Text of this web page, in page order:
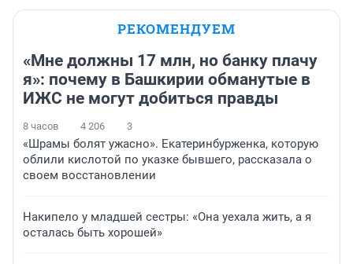
РЕКОМЕНДУЕМ
«Мне должны 17 млн, но банку плачу
я»: почему в Башкирии обманутые в
ИЖС не могут добиться правды
8 часов 4 206 3
«Шрамы болят ужасно». Екатеринбурженка, которую
облили кислотой по указке бывшего, рассказала о
своем восстановлении
Накипело у младшей сестры: «Она уехала жить, а я
осталась быть хорошей»